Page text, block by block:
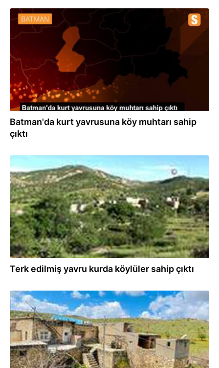
29.05.2020
Batman'da kurt yavrusuna köy muhtarı sahip
çıktı
28.05.2020
Terk edilmiş yavru kurda köylüler sahip çıktı
22.04.2020